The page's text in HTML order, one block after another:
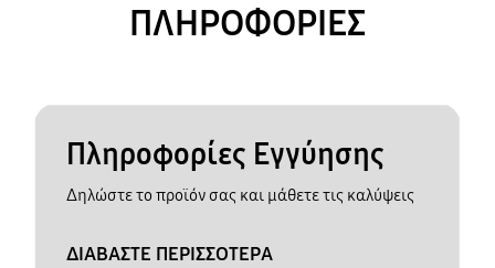
ΠΛΗΡΟΦΟΡΙΕΣ
Πληροφορίες Εγγύησης
Δηλώστε το προϊόν σας και μάθετε τις καλύψεις
ΔΙΑΒΑΣΤΕ ΠΕΡΙΣΣΟΤΕΡΑ